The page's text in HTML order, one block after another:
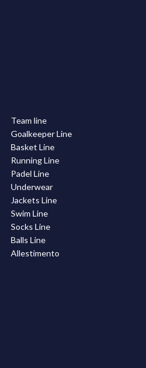
Team line
Goalkeeper Line
Basket Line
Running Line
Padel Line
Underwear
Jackets Line
Swim Line
Socks Line
Balls Line
Allestimento